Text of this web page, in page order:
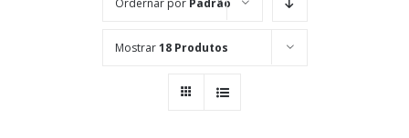
Ordernar por Padrão
Mostrar18 Produtos